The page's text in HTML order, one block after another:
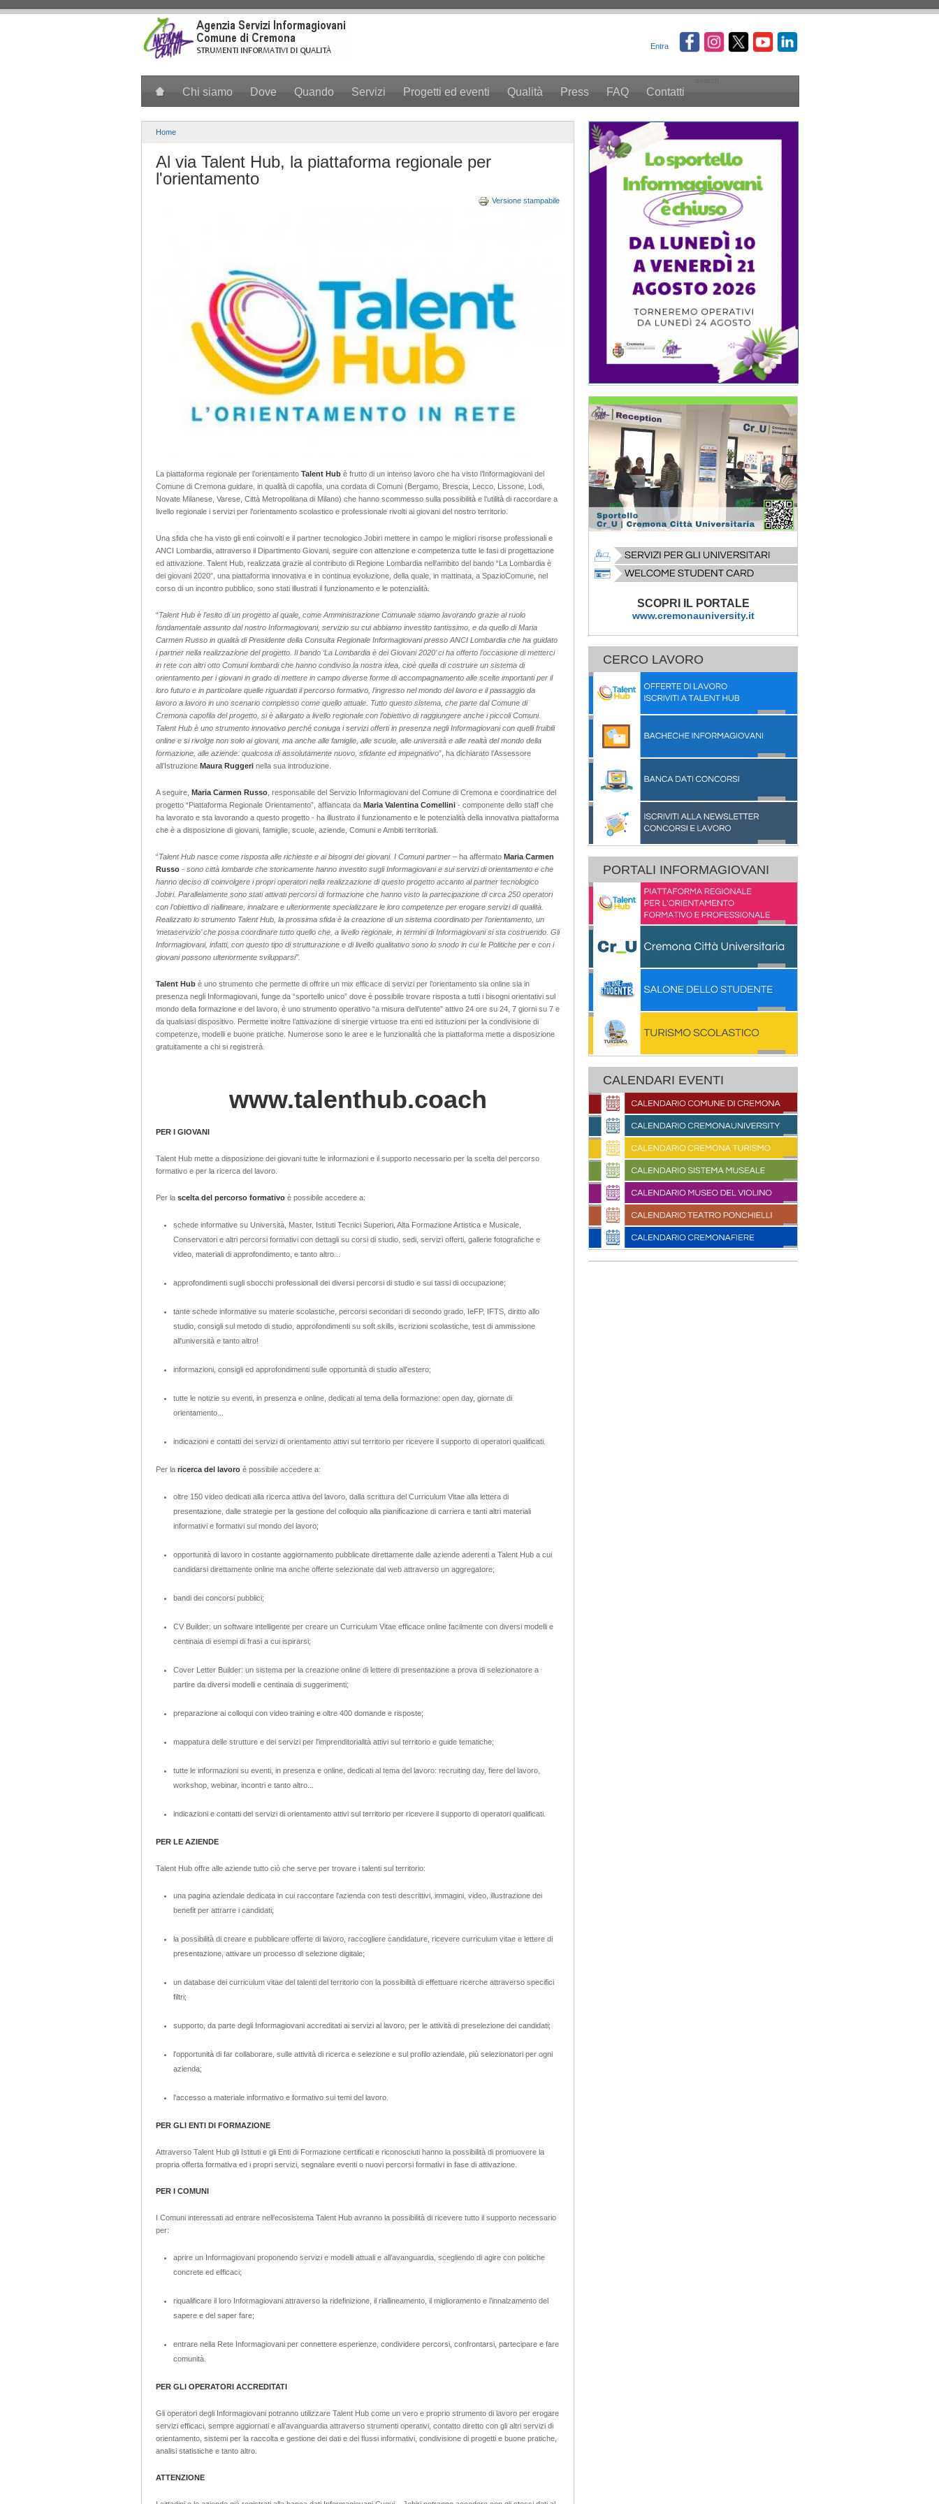
Entra
Chi siamo Dove Quando Servizi Progetti ed eventi Qualità Press FAQ Contatti
Home
Al via Talent Hub, la piattaforma regionale per
l'orientamento
Versione stampabile
La piattaforma regionale per l’orientamento Talent Hub è frutto di un intenso lavoro che ha visto l’Informagiovani del
Comune di Cremona guidare, in qualità di capofila, una cordata di Comuni (Bergamo, Brescia, Lecco, Lissone, Lodi,
Novate Milanese, Varese, Città Metropolitana di Milano) che hanno scommesso sulla possibilità e l’utilità di raccordare a
livello regionale i servizi per l’orientamento scolastico e professionale rivolti ai giovani del nostro territorio.
Una sfida che ha visto gli enti coinvolti e il partner tecnologico Jobiri mettere in campo le migliori risorse professionali e
ANCI Lombardia, attraverso il Dipartimento Giovani, seguire con attenzione e competenza tutte le fasi di progettazione
ed attivazione. Talent Hub, realizzata grazie al contributo di Regione Lombardia nell’ambito del bando “La Lombardia è
dei giovani 2020”, una piattaforma innovativa e in continua evoluzione, della quale, in mattinata, a SpazioComune, nel
corso di un incontro pubblico, sono stati illustrati il funzionamento e le potenzialità.
“Talent Hub è l’esito di un progetto al quale, come Amministrazione Comunale stiamo lavorando grazie al ruolo
fondamentale assunto dal nostro Informagiovani, servizio su cui abbiamo investito tantissimo, e da quello di Maria
Carmen Russo in qualità di Presidente della Consulta Regionale Informagiovani presso ANCI Lombardia che ha guidato
i partner nella realizzazione del progetto. Ilbando ‘La Lombardia è dei Giovani 2020’ ci ha offerto l’occasione di metterci
in rete con altriotto Comuni lombardi che hanno condiviso la nostra idea, cioè quella di costruire un sistema di
orientamento per i giovani in grado di mettere in campo diverse forme di accompagnamento alle scelte importanti per il
loro futuro e in particolare quelle riguardati il percorso formativo, l’ingresso nel mondo del lavoro e il passaggio da
lavoro a lavoro in uno scenario complesso come quello attuale. Tutto questo sistema, che parte dal Comune di
Cremona capofila del progetto, si è allargato a livello regionale con l’obiettivo di raggiungere anche i piccoli Comuni.
Talent Hub è uno strumento innovativo perché coniuga i servizi offerti in presenza negliInformagiovani con quelli fruibili
online e si rivolge non solo ai giovani, ma anche alle famiglie, alle scuole, alle università e alle realtà del mondo della
formazione, alle aziende: qualcosa di assolutamente nuovo, sfidante ed impegnativo”, ha dichiarato l’Assessore
all’Istruzione Maura Ruggeri nella sua introduzione.
A seguire, Maria Carmen Russo , responsabile del Servizio Informagiovani del Comune di Cremona e coordinatrice del
progetto “Piattaforma Regionale Orientamento”, affiancata da Maria Valentina Comellini - componente dello staff che
ha lavorato e sta lavorando a questo progetto - ha illustrato il funzionamento e le potenzialità della innovativa piattaforma
che è a disposizione di giovani, famiglie, scuole, aziende, Comuni e Ambiti territoriali.
“Talent Hub nasce come risposta alle richieste e ai bisogni dei giovani. I Comuni partner – ha affermato Maria Carmen
Russo - sono città lombarde che storicamente hanno investito sugli Informagiovani e sui servizi di orientamento e che
hanno deciso di coinvolgere i propri operatori nella realizzazione di questo progetto accanto al partner tecnologico
Jobiri. Parallelamente sono stati attivati percorsi di formazione che hanno visto la partecipazione di circa 250 operatori
con l’obiettivo di riallineare, innalzare e ulteriormente specializzare le loro competenze per erogare servizi di qualità.
Realizzato lo strumento Talent Hub, la prossima sfida è la creazione di un sistema coordinato per l’orientamento, un
‘metaservizio’ che possa coordinare tutto quello che, a livello regionale, in termini di Informagiovani si sta costruendo. Gli
Informagiovani, infatti, con questo tipo di strutturazione e di livello qualitativo sono lo snodo in cui le Politiche per e con i
giovani possono ulteriormente svilupparsi”.
Talent Hub è uno strumento che permette di offrire un mix efficace di servizi per l’orientamento sia online sia in
presenza negli Informagiovani, funge da “sportello unico” dove è possibile trovare risposta a tutti i bisogni orientativi sul
mondo della formazione e del lavoro, è uno strumento operativo “a misura dell’utente” attivo 24 ore su 24, 7 giorni su 7 e
da qualsiasi dispositivo. Permette inoltre l’attivazione di sinergie virtuose tra enti ed istituzioni per la condivisione di
competenze, modelli e buone pratiche. Numerose sono le aree e le funzionalità che la piattaforma mette a disposizione
gratuitamente a chi si registrerà.
www.talenthub.coach
PER I GIOVANI
Talent Hub mette a disposizione dei giovani tutte le informazioni e il supporto necessario per la scelta del percorso
formativo e per la ricerca del lavoro.
Per la scelta del percorso formativo è possibile accedere a:
schede informative su Università, Master, Istituti Tecnici Superiori, Alta Formazione Artistica e Musicale,
Conservatori e altri percorsi formativi con dettagli su corsi di studio, sedi, servizi offerti, gallerie fotografiche e
video, materiali di approfondimento, e tanto altro...
approfondimenti sugli sbocchi professionali dei diversi percorsi di studio e sui tassi di occupazione;
tante schede informative su materie scolastiche, percorsi secondari di secondo grado, IeFP, IFTS, diritto allo
studio, consigli sul metodo di studio, approfondimenti su soft skills, iscrizioni scolastiche, test di ammissione
all'università e tanto altro!
informazioni, consigli ed approfondimenti sulle opportunità di studio all'estero;
tutte le notizie su eventi, in presenza e online, dedicati al tema della formazione: open day, giornate di
orientamento...
indicazioni e contatti dei servizi di orientamento attivi sul territorio per ricevere il supporto di operatori qualificati.
Per la ricerca del lavoro è possibile accedere a:
oltre 150 video dedicati alla ricerca attiva del lavoro, dalla scrittura del Curriculum Vitae alla lettera di
presentazione, dalle strategie per la gestione del colloquio alla pianificazione di carriera e tanti altri materiali
informativi e formativi sul mondo del lavoro;
opportunità di lavoro in costante aggiornamento pubblicate direttamente dalle aziende aderenti a Talent Hub a cui
candidarsi direttamente online ma anche offerte selezionate dal web attraverso un aggregatore;
bandi dei concorsi pubblici;
CV Builder: un software intelligente per creare un Curriculum Vitae efficace online facilmente con diversi modelli e
centinaia di esempi di frasi a cui ispirarsi;
Cover Letter Builder: un sistema per la creazione online di lettere di presentazione a prova di selezionatore a
partire da diversi modelli e centinaia di suggerimenti;
preparazione ai colloqui con video training e oltre 400 domande e risposte;
mappatura delle strutture e dei servizi per l'imprenditorialità attivi sul territorio e guide tematiche;
tutte le informazioni su eventi, in presenza e online, dedicati al tema del lavoro: recruiting day, fiere del lavoro,
workshop, webinar, incontri e tanto altro...
indicazioni e contatti dei servizi di orientamento attivi sul territorio per ricevere il supporto di operatori qualificati.
PER LE AZIENDE
Talent Hub offre alle aziende tutto ciò che serve per trovare i talenti sul territorio:
una pagina aziendale dedicata in cui raccontare l'azienda con testi descrittivi, immagini, video, illustrazione dei
benefit per attrarre i candidati;
la possibilità di creare e pubblicare offerte di lavoro, raccogliere candidature, ricevere curriculum vitae e lettere di
presentazione, attivare un processo di selezione digitale;
un database dei curriculum vitae del talenti del territorio con la possibilità di effettuare ricerche attraverso specifici
filtri;
supporto, da parte degli Informagiovani accreditati ai servizi al lavoro, per le attività di preselezione dei candidati;
l'opportunità di far collaborare, sulle attività di ricerca e selezione e sul profilo aziendale, più selezionatori per ogni
azienda;
l'accesso a materiale informativo e formativo sui temi del lavoro.
PER GLI ENTI DI FORMAZIONE
Attraverso Talent Hub gli Istituti e gli Enti di Formazione certificati e riconosciuti hanno la possibilità di promuovere la
propria offerta formativa ed i propri servizi, segnalare eventi o nuovi percorsi formativi in fase di attivazione.
PER I COMUNI
I Comuni interessati ad entrare nell’ecosistema Talent Hub avranno la possibilità di ricevere tutto il supporto necessario
per:
aprire un Informagiovani proponendo servizi e modelli attuali e all’avanguardia, scegliendo di agire con politiche
concrete ed efficaci;
riqualificare il loro Informagiovani attraverso la ridefinizione, il riallineamento, il miglioramento e l’innalzamento del
sapere e del saper fare;
entrare nella Rete Informagiovani per connettere esperienze, condividere percorsi, confrontarsi, partecipare e fare
comunità.
PER GLI OPERATORI ACCREDITATI
Gli operatori degli Informagiovani potranno utilizzare Talent Hub come un vero e proprio strumento di lavoro per erogare
servizi efficaci, sempre aggiornati e all’avanguardia attraverso strumenti operativi, contatto diretto con gli altri servizi di
orientamento, sistemi per la raccolta e gestione dei dati e dei flussi informativi, condivisione di progetti e buone pratiche,
analisi statistiche e tanto altro.
ATTENZIONE
SCOPRI IL PORTALE
www.cremonauniversity.it
CERCO LAVORO
PORTALI INFORMAGIOVANI
CALENDARI EVENTI